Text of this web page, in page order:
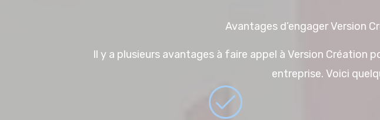
Avantages d’engager Version
Il y a plusieurs avantages à faire appel à Version
entreprise. Voici